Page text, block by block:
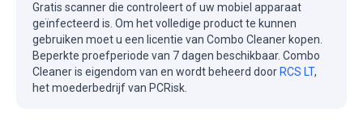
Gratis scanner die controleert of uw mobiel apparaat
geïnfecteerd is. Om het volledige product te kunnen
gebruiken moet u een licentie van Combo Cleaner kopen.
Beperkte proefperiode van 7 dagen beschikbaar. Combo
Cleaner is eigendom van en wordt beheerd door RCS LT,
het moederbedrijf van PCRisk.